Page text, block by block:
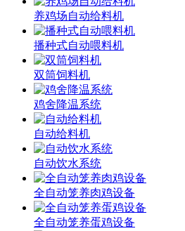
养鸡场自动给料机
播种式自动喂料机
双筒饲料机
鸡舍降温系统
自动给料机
自动饮水系统
全自动笼养肉鸡设备
全自动笼养蛋鸡设备